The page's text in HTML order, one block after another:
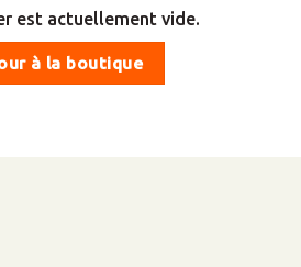
est actuellement vide.
à la boutique